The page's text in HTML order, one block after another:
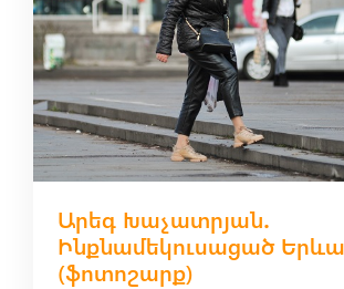
Արեգ Խաչատրյան․
Ինքնամեկուսացած
(ֆոտոշարք)